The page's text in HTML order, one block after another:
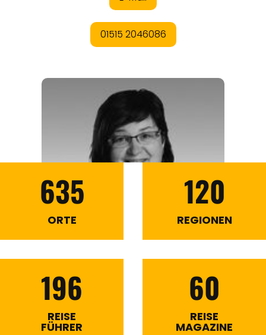
635
ORTE
120
REGIONEN
196
REISE
FÜHRER
60
REISE
MAGAZINE